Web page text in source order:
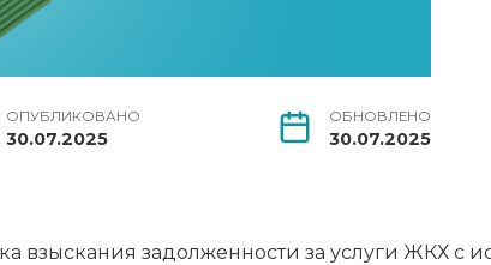
ОПУБЛИКОВАНО
30.07.2025
ОБНОВЛЕНО
30.07.2025
взыскания задолженности за услуги ЖКХ с